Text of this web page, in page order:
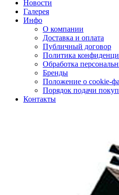
Новости
Галерея
Инфо
О компании
Доставка и оплата
Публичный договор
Политика
Обработка
Бренды
Положение о cookie-
Порядок подачи
Контакты